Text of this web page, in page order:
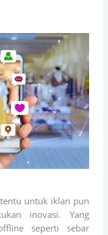
untuk iklan pun
inovasi. Yang
seperti sebar